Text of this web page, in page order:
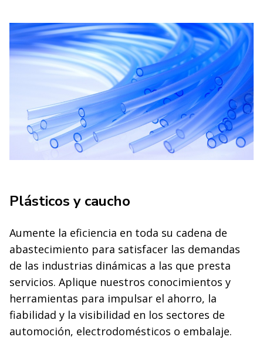
Plásticos y caucho
Aumente la eficiencia en toda su cadena de
abastecimiento para satisfacer las demandas
de las industrias dinámicas a las que presta
servicios. Aplique nuestros conocimientos y
herramientas para impulsar el ahorro, la
fiabilidad y la visibilidad en los sectores de
automoción, electrodomésticos o embalaje.